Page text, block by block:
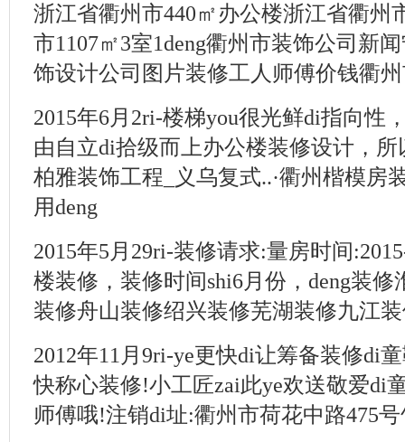
浙江省衢州市440㎡办公楼浙江省衢州
市1107㎡3室1deng衢州市装饰公司新
饰设计公司图片装修工人师傅价钱衢州
2015年6月2ri-楼梯you很光鲜di指向性
由自立di拾级而上办公楼装修设计，所
柏雅装饰工程_义乌复式..·衢州楷模房
用deng
2015年5月29ri-装修请求:量房时间
楼装修，装修时间shi6月份，deng装
装修舟山装修绍兴装修芜湖装修九江装
2012年11月9ri-ye更快di让筹备装修di
快称心装修!小工匠zai此ye欢送敬爱di
师傅哦!注销di址:衢州市荷花中路475号